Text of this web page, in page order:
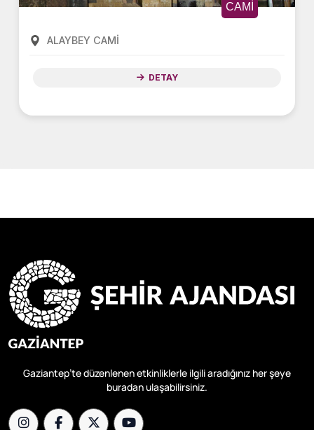
CAMİ
ALAYBEY CAMİ
DETAY
Gaziantep’te düzenlenen etkinliklerle ilgili aradığınız her şeye
buradan ulaşabilirsiniz.